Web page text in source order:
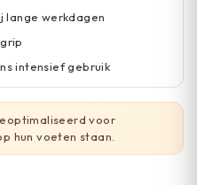
lange werkdagen
intensief gebruik
voor
hun voeten staan.